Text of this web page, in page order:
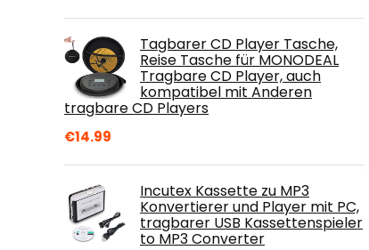
Tagbarer CD Player Tasche,
Reise Tasche für MONODEAL
Tragbare CD Player, auch
kompatibel mit Anderen
tragbare CD Players
€14.99
Incutex Kassette zu MP3
Konvertierer und Player mit PC,
tragbarer USB Kassettenspieler
to MP3 Converter